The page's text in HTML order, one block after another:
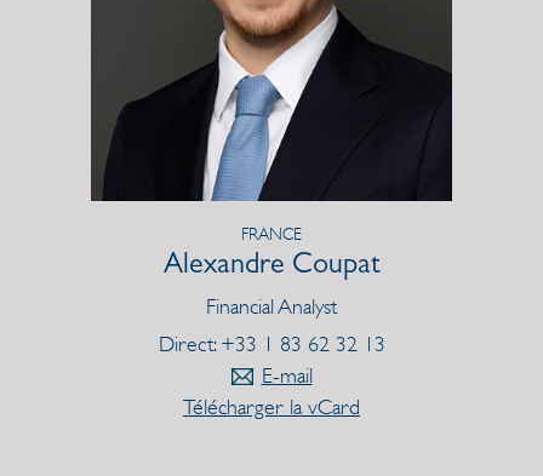
FRANCE
Alexandre Coupat
Financial Analyst
Direct: +33 1 83 62 32 13
E-mail
Télécharger la vCard